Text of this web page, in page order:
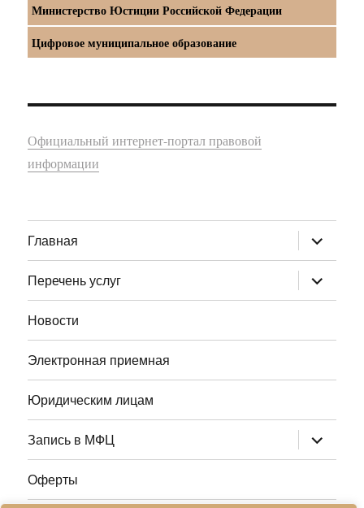
Министерство Юстиции Российской Федерации
Цифровое муниципальное образование
Официальный интернет-портал правовой
информации
Главная раскрыть
дочернее
меню
Перечень услуг
раскрыть
дочернее
меню
Новости
Электронная приемная
Юридическим лицам
Запись в МФЦ раскрыть
дочернее
меню
Оферты